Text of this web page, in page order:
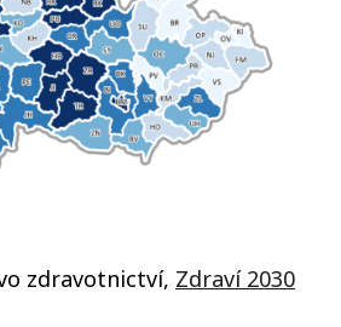
zdravotnictví, Zdraví 2030